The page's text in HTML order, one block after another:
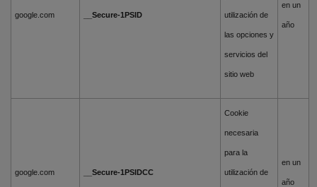
google.com __Secure-1PSID utilización de
las opciones y
servicios del
sitio web
en un
año
google.com __Secure-1PSIDCC
Cookie
necesaria
para la
utilización de
en un
año